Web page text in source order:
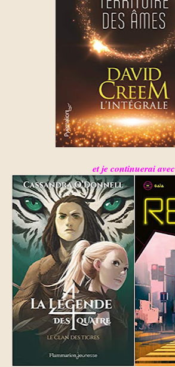
et je continuerai avec